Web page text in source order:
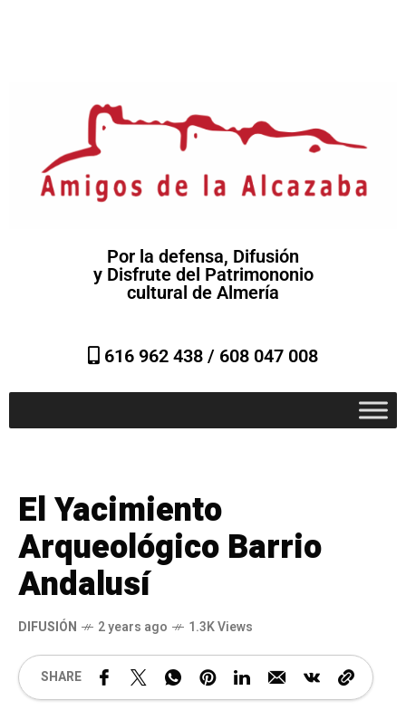
Por la defensa, Difusión
y Disfrute del Patrimononio
cultural de Almería
616 962 438 / 608 047 008
El Yacimiento
Arqueológico Barrio
Andalusí
DIFUSIÓN 2 years ago 1.3K Views
SHARE